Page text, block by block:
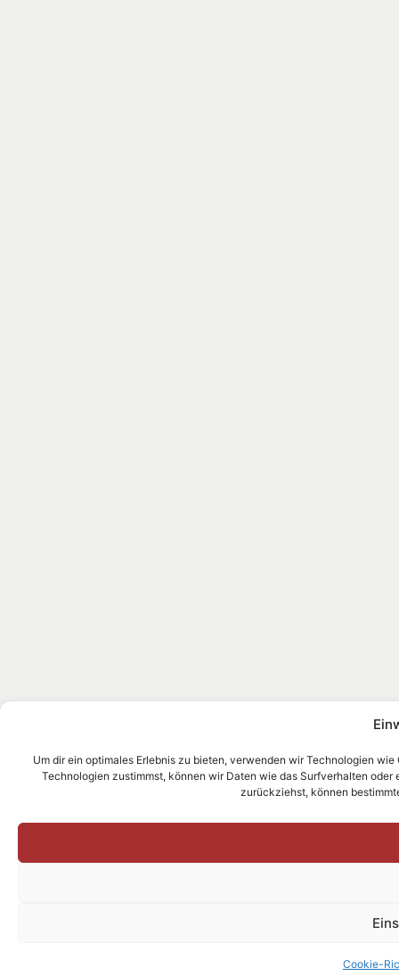
Um dir ein optimales Erlebnis zu bieten, verwenden wir Technologien
Technologien zustimmst, können wir Daten wie das Surfverhalten
zurückziehst, können
Cookie-